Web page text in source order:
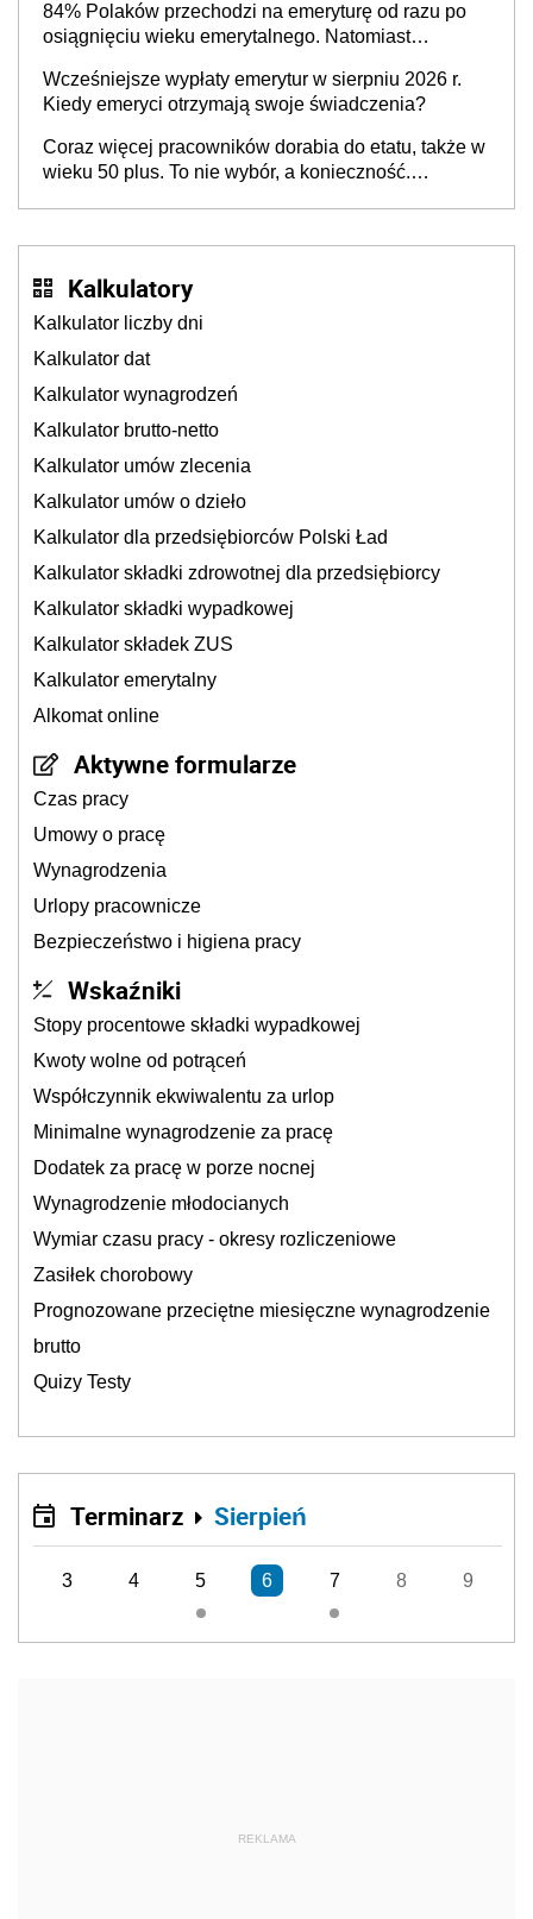
84% Polaków przechodzi na emeryturę od razu po
osiągnięciu wieku emerytalnego. Natomiast
stanie? Pracownicy 45+ to siła napędowa
gospodarki
Wcześniejsze wypłaty emerytur w sierpniu 2026 r.
Kiedy emeryci otrzymają swoje świadczenia?
Coraz więcej pracowników dorabia do etatu, także w
wieku 50 plus. To nie wybór, a konieczność.
Kalkulatory
Kalkulator liczby dni
Kalkulator dat
Kalkulator wynagrodzeń
Kalkulator brutto-netto
Kalkulator umów zlecenia
Kalkulator umów o dzieło
Kalkulator dla przedsiębiorców Polski Ład
Kalkulator składki zdrowotnej dla przedsiębiorcy
Kalkulator składki wypadkowej
Kalkulator składek ZUS
Kalkulator emerytalny
Alkomat online
Aktywne formularze
Czas pracy
Umowy o pracę
Wynagrodzenia
Urlopy pracownicze
Bezpieczeństwo i higiena pracy
Wskaźniki
Stopy procentowe składki wypadkowej
Kwoty wolne od potrąceń
Współczynnik ekwiwalentu za urlop
Minimalne wynagrodzenie za pracę
Dodatek za pracę w porze nocnej
Wynagrodzenie młodocianych
Wymiar czasu pracy - okresy rozliczeniowe
Zasiłek chorobowy
Prognozowane przeciętne miesięczne wynagrodzenie
brutto
Quizy Testy
Terminarz Sierpień
3 4 5 6 7 8 9
REKLAMA